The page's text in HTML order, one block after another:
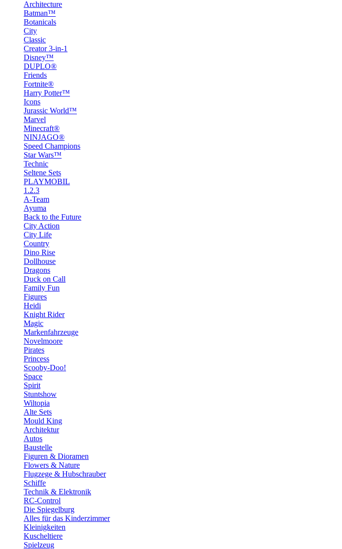
Architecture
Batman™
Botanicals
City
Classic
Creator 3-in-1
Disney™
DUPLO®
Friends
Fortnite®
Harry Potter™
Icons
Jurassic World™
Marvel
Minecraft®
NINJAGO®
Speed Champions
Star Wars™
Technic
Seltene Sets
PLAYMOBIL
1.2.3
A-Team
Ayuma
Back to the Future
City Action
City Life
Country
Dino Rise
Dollhouse
Dragons
Duck on Call
Family Fun
Figures
Heidi
Knight Rider
Magic
Markenfahrzeuge
Novelmoore
Pirates
Princess
Scooby-Doo!
Space
Spirit
Stuntshow
Wiltopia
Alte Sets
Mould King
Architektur
Autos
Baustelle
Figuren & Dioramen
Flowers & Nature
Flugzege & Hubschrauber
Schiffe
Technik & Elektronik
RC-Control
Die Spiegelburg
Alles für das Kinderzimmer
Kleinigkeiten
Kuscheltiere
Spielzeug